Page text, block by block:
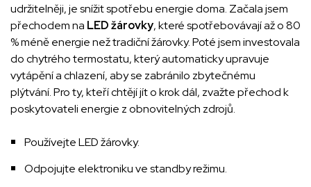
udržitelněji, je snížit spotřebu energie doma. Začala jsem
přechodem na LED žárovky, které spotřebovávají až o 80
% méně energie než tradiční žárovky. Poté jsem investovala
do chytrého termostatu, který automaticky upravuje
vytápění a chlazení, aby se zabránilo zbytečnému
plýtvání. Pro ty, kteří chtějí jít o krok dál, zvažte přechod k
poskytovateli energie z obnovitelných zdrojů.
Používejte LED žárovky.
Odpojujte elektroniku ve standby režimu.